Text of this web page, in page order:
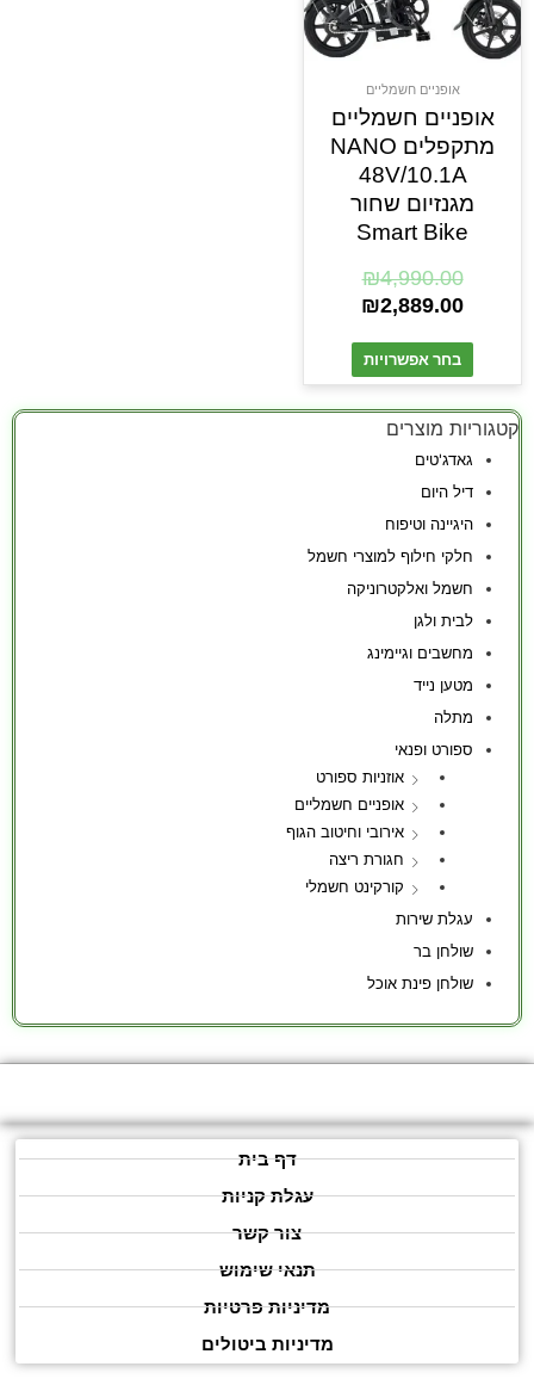
אופניים חשמליים
אופניים חשמליים
מתקפלים NANO
48V/10.1A
מגנזיום שחור
Smart Bike
₪4,990.00
₪2,889.00
בחר אפשרויות
קטגוריות מוצרים
גאדג'טים
דיל היום
היגיינה וטיפוח
חלקי חילוף למוצרי חשמל
חשמל ואלקטרוניקה
לבית ולגן
מחשבים וגיימינג
מטען נייד
מתלה
ספורט ופנאי
אוזניות ספורט
אופניים חשמליים
אירובי וחיטוב הגוף
חגורת ריצה
קורקינט חשמלי
עגלת שירות
שולחן בר
שולחן פינת אוכל
דף בית
עגלת קניות
צור קשר
תנאי שימוש
מדיניות פרטיות
מדיניות ביטולים